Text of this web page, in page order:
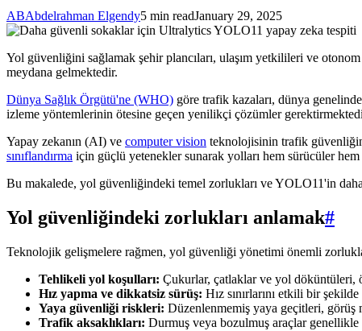
ABAbdelrahman Elgendy5 min readJanuary 29, 2025
Yol güvenliğini sağlamak şehir plancıları, ulaşım yetkilileri ve
meydana gelmektedir.
Dünya Sağlık Örgütü'ne (WHO) göre trafik kazaları, dünya
izleme yöntemlerinin ötesine geçen yenilikçi çözümler
Yapay zekanın (AI) ve computer vision teknolojisinin trafik
sınıflandırma için güçlü yetenekler sunarak yolları hem sürücüler
Bu makalede, yol güvenliğindeki temel zorlukları ve YOLO11'in daha
Yol güvenliğindeki zorlukları anlamak#
Teknolojik gelişmelere rağmen, yol güvenliği yönetimi önemli
Tehlikeli yol koşulları: Çukurlar, çatlaklar ve yol döküntüleri,
Hız yapma ve dikkatsiz sürüş: Hız sınırlarını etkili bir
Yaya güvenliği riskleri: Düzenlenmemiş yaya geçitleri, görüş
Trafik aksaklıkları: Durmuş veya bozulmuş araçlar genellikle